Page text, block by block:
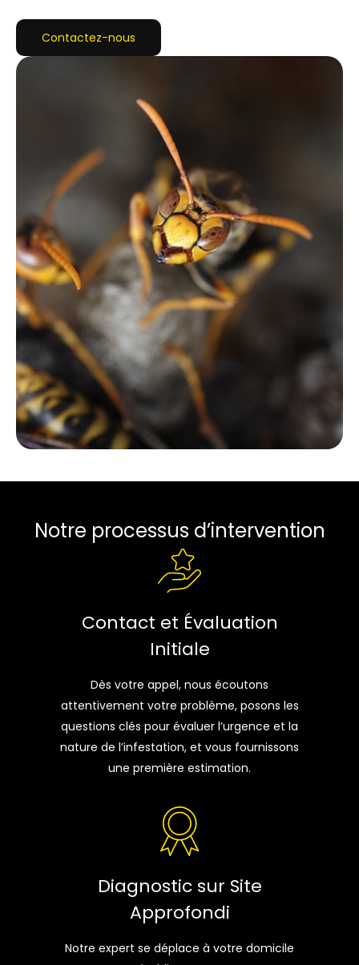
Contactez-nous
Notre processus d’intervention
Contact et Évaluation
Initiale
Dès votre appel, nous écoutons
attentivement votre problème, posons les
questions clés pour évaluer l’urgence et la
nature de l’infestation, et vous fournissons
une première estimation.
Diagnostic sur Site
Approfondi
Notre expert se déplace à votre domicile